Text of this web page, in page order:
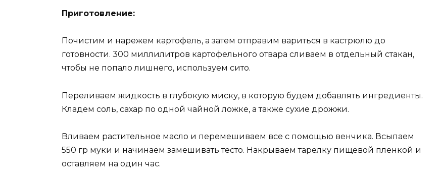
Приготовление:
Почистим и нарежем картофель, а затем отправим вариться в кастрюлю до
готовности. 300 миллилитров картофельного отвара сливаем в отдельный стакан,
чтобы не попало лишнего, используем сито.
Переливаем жидкость в глубокую миску, в которую будем добавлять ингредиенты.
Кладем соль, сахар по одной чайной ложке, а также сухие дрожжи.
Вливаем растительное масло и перемешиваем все с помощью венчика. Всыпаем
550 гр муки и начинаем замешивать тесто. Накрываем тарелку пищевой пленкой и
оставляем на один час.